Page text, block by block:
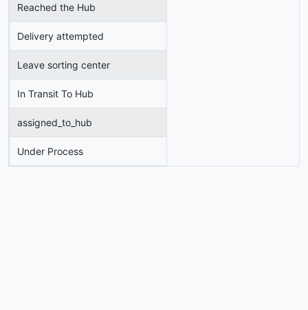
Reached the Hub
Delivery attempted
Leave sorting center
In Transit To Hub
assigned_to_hub
Under Process